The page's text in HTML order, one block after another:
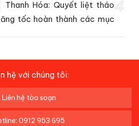
Thanh Hóa: Quyết liệt tháo
tốc hoàn thành các mục
hệ với chúng tôi:
Liên hệ tòa soạn
0912 953 695